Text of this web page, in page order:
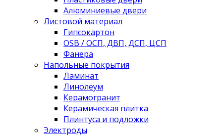
Алюминиевые двери
Листовой материал
Гипсокартон
OSB / ОСП, ДВП, ДСП, ЦСП
Фанера
Напольные покрытия
Ламинат
Линолеум
Керамогранит
Керамическая плитка
Плинтуса и подложки
Электроды